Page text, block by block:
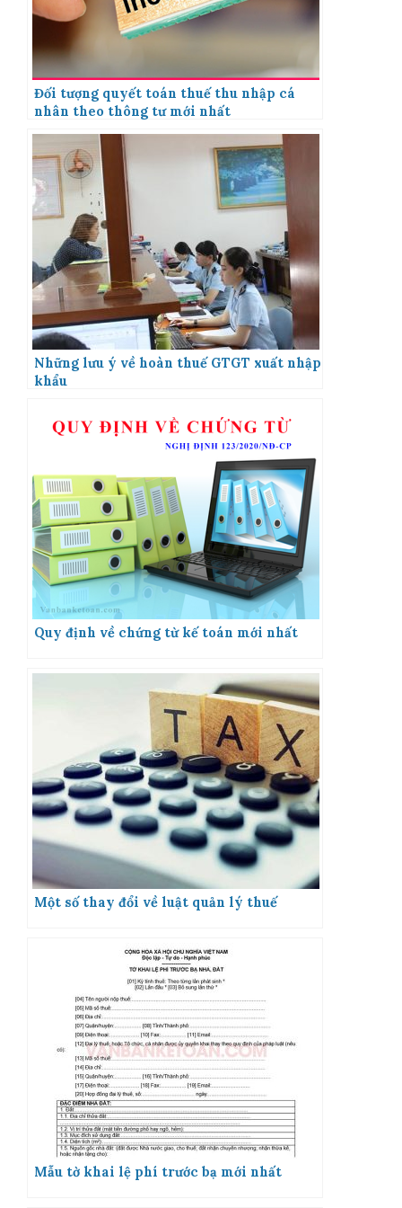
Đối tượng quyết toán thuế thu nhập cá
nhân theo thông tư mới nhất
Những lưu ý về hoàn thuế GTGT xuất nhập
khẩu
Quy định về chứng từ kế toán mới nhất
Một số thay đổi về luật quản lý thuế
Mẫu tờ khai lệ phí trước bạ mới nhất